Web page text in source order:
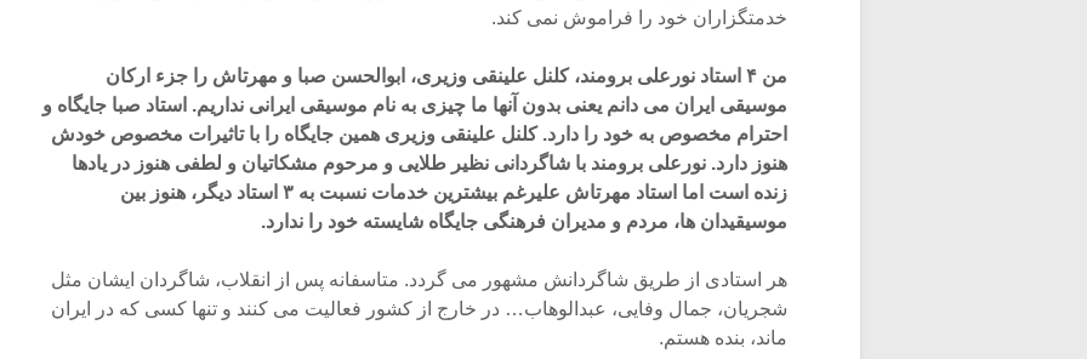
خدمتگزاران خود را فراموش نمی کند.
من ۴ استاد نورعلی برومند، کلنل علینقی وزیری، ابوالحسن صبا و مهرتاش را جزء ارکان
موسیقی ایران می دانم یعنی بدون آنها ما چیزی به نام موسیقی ایرانی نداریم. استاد صبا جایگاه و
احترام مخصوص به خود را دارد. کلنل علینقی وزیری همین جایگاه را با تاثیرات مخصوص خودش
هنوز دارد. نورعلی برومند با شاگردانی نظیر طلایی و مرحوم مشکاتیان و لطفی هنوز در یادها
زنده است اما استاد مهرتاش علیرغم بیشترین خدمات نسبت به ۳ استاد دیگر، هنوز بین
موسیقیدان ها، مردم و مدیران فرهنگی جایگاه شایسته خود را ندارد.
هر استادی از طریق شاگردانش مشهور می گردد. متاسفانه پس از انقلاب، شاگردان ایشان مثل
شجریان، جمال وفایی، عبدالوهاب… در خارج از کشور فعالیت می کنند و تنها کسی که در ایران
ماند، بنده هستم.